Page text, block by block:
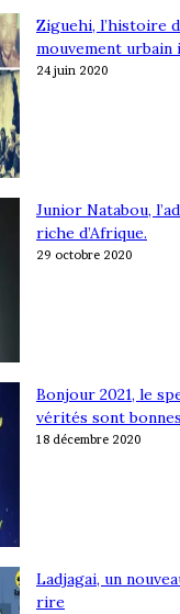
Ziguehi, l’histoire
mouvement urbain
24 juin 2020
Junior Natabou,
riche d’Afrique.
29 octobre 2020
Bonjour 2021, le
vérités sont
18 décembre 2020
Ladjagai, un
rire